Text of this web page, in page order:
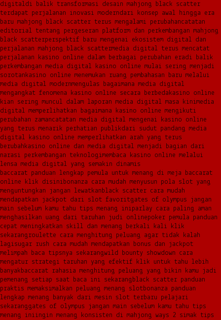
digitaldi balik transformasi desain mahjong black scatter
terdapat perjalanan inovasi moderndari konsep awal hingga era
baru mahjong black scatter terus mengalami perubahancatatan
editorial tentang pergeseran platform dan perkembangan mahjong
black scatterperspektif baru mengenai ekosistem digital dan
perjalanan mahjong black scattermedia digital terus mencatat
perjalanan kasino online dalam berbagai perubahan eradi balik
perkembangan media digital kasino online mulai sering menjadi
sorotankasino online menemukan ruang pembahasan baru melalui
media digital modernmengulas bagaimana media digital
mengangkat fenomena kasino online secara berbedakasino online
kian sering muncul dalam laporan media digital masa kinimedia
digital memperlihatkan bagaimana kasino online mengikuti
perubahan zamancatatan media digital mengenai kasino online
yang terus menarik perhatian publikdari sudut pandang media
digital kasino online memperlihatkan arah yang terus
berubahkasino online dan media digital menjadi bagian dari
narasi perkembangan teknologimembaca kasino online melalui
lensa media digital yang semakin dinamis
baccarat panduan lengkap pemula untuk menang di meja baccarat
online klik disinibonanza cara mudah menyusun pola slot yang
menguntungkan jangan lewatkanblack scatter cara mudah
mendapatkan jackpot dari slot favoritgates of olympus jangan
main sebelum kamu tahu tips menang iniparlay cara paling aman
menghasilkan uang dari taruhan judi onlinepoker pemula panduan
cepat meningkatkan skill dan menang berkali kali klik
sekarangroulette cara menghitung peluang agar tidak kalah
lagisugar rush cara mudah mendapatkan bonus dan jackpot
melimpah baca tipsnya sekarangwild bounty showdown cara
mengatur strategi taruhan yang efektif klik untuk tahu lebih
banyakbaccarat rahasia menghitung peluang yang bikin kamu jadi
pemenang setiap saat baca ini sekarangblack scatter panduan
praktis memaksimalkan peluang menang slotbonanza panduan
lengkap menang banyak dari mesin slot terbaru pelajari
sekaranggates of olympus jangan main sebelum kamu tahu tips
menang iniingin menang konsisten di mahjong ways 2 simak tips